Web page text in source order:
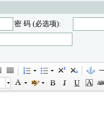
密 码 (必选项):